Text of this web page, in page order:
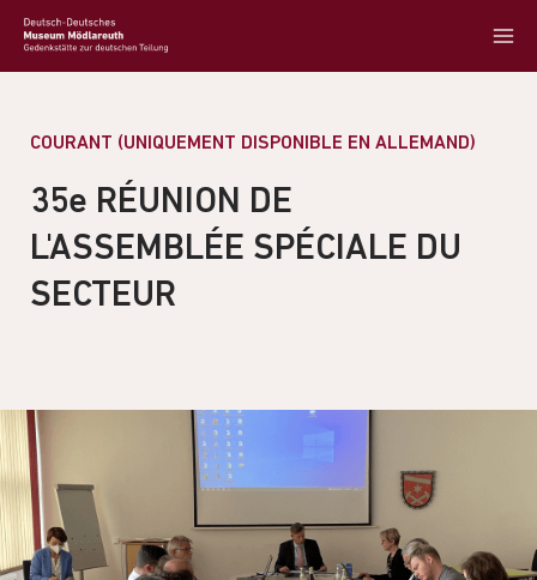
COURANT (UNIQUEMENT DISPONIBLE EN ALLEMAND)
35e RÉUNION DE
L'ASSEMBLÉE SPÉCIALE DU
SECTEUR